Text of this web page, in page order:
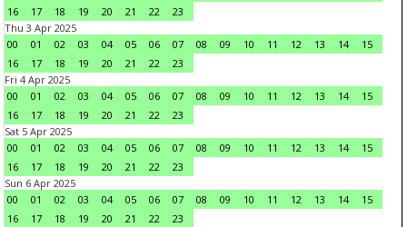
16
17 18 19 20 21 22
23
Thu 3 Apr 2025
00
01 02 03 04 05 06 07 08 09 10 11 12 13 14
15
16
17 18 19 20 21 22
23
Fri 4 Apr 2025
00
01 02 03 04 05 06 07 08 09 10 11 12 13 14
15
16
17 18 19 20 21 22
23
Sat 5 Apr 2025
00
01 02 03 04 05 06 07 08 09 10 11 12 13 14
15
16
17 18 19 20 21 22
23
Sun 6 Apr 2025
00
01 02 03 04 05 06 07 08 09 10 11 12 13 14
15
16
17 18 19 20 21 22
23